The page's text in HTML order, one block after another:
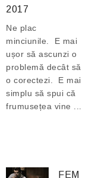
2017
Ne plac
minciunile. E mai
ușor să ascunzi o
problemă decât să
o corectezi. E mai
simplu să spui că
frumusețea vine ...
FEM